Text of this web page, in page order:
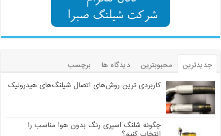
جدیدترین محبوبترین دیدگاه ها
برچسب
کاربردی ترین روش‌های اتصال شیلنگ‌های هیدرولیک
چگونه شلنگ اسپری رنگ بدون هوا مناسب را